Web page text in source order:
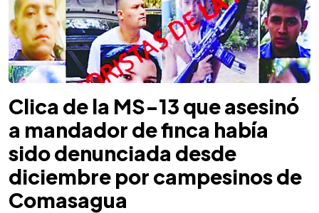
Clica de la MS-13 que asesinó
a mandador de finca había
sido denunciada desde
diciembre por campesinos de
Comasagua